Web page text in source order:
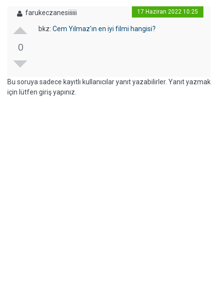
farukeczanesiiiiii 17 Haziran 2022 10:25
0
bkz: Cem Yılmaz'ın en iyi filmi hangisi?
Bu soruya sadece kayıtlı kullanıcılar yanıt yazabilirler. Yanıt yazmak
için lütfen giriş yapınız.